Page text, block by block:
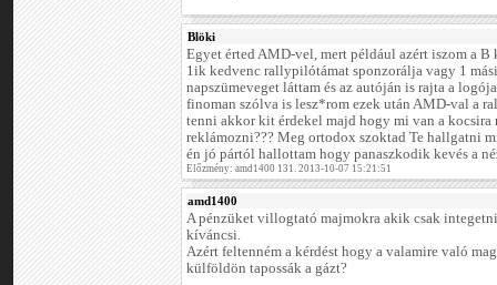
Blöki
Egyet érted AMD-vel, mert például azért iszom a
1ik kedvenc rallypilótámat sponzorálja vagy 1
napszümeveget láttam és az autóján is rajta a
finoman szólva is lesz*rom ezek után AMD-val a
tenni akkor kit érdekel majd hogy mi van a kocsira
reklámozni??? Meg ortodox szoktad Te hallgatni
én jó pártól hallottam hogy panaszkodik kevés a
Előzmény: amd1400 131. 2013-10-07 15:21:51
amd1400
A pénzüket villogtató majmokra akik csak
kíváncsi.
Azért feltenném a kérdést hogy a valamire való
külföldön tapossák a gázt?